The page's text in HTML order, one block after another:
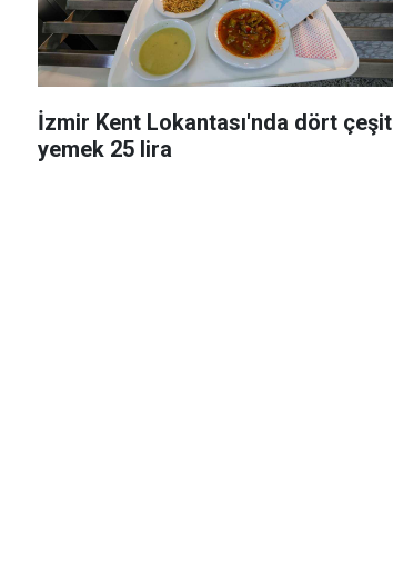
İzmir Kent Lokantası'nda dört çeşit
yemek 25 lira